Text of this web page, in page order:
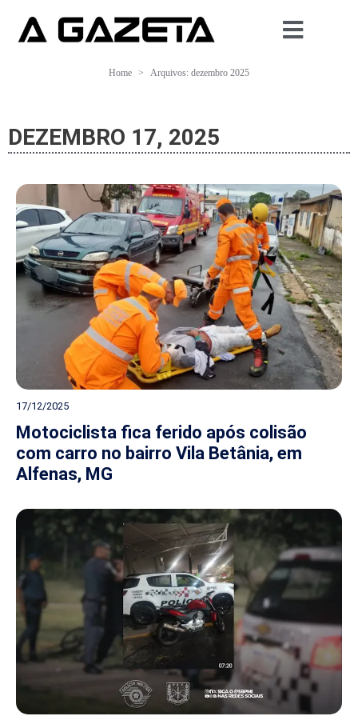
Home Arquivos: dezembro 2025
DEZEMBRO 17, 2025
17/12/2025
Motociclista fica ferido após colisão
com carro no bairro Vila Betânia, em
Alfenas, MG